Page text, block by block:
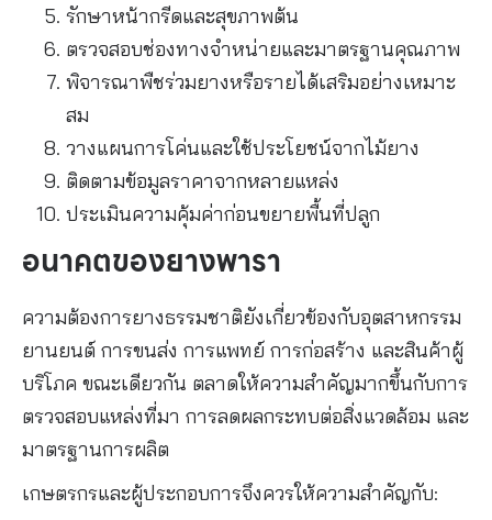
รักษาหน้ากรีดและสุขภาพต้น
ตรวจสอบช่องทางจำหน่ายและมาตรฐานคุณภาพ
พิจารณาพืชร่วมยางหรือรายได้เสริมอย่างเหมาะ
สม
วางแผนการโค่นและใช้ประโยชน์จากไม้ยาง
ติดตามข้อมูลราคาจากหลายแหล่ง
ประเมินความคุ้มค่าก่อนขยายพื้นที่ปลูก
อนาคตของยางพารา
ความต้องการยางธรรมชาติยังเกี่ยวข้องกับอุตสาหกรรม
ยานยนต์ การขนส่ง การแพทย์ การก่อสร้าง และสินค้าผู้
บริโภค ขณะเดียวกัน ตลาดให้ความสำคัญมากขึ้นกับการ
ตรวจสอบแหล่งที่มา การลดผลกระทบต่อสิ่งแวดล้อม และ
มาตรฐานการผลิต
เกษตรกรและผู้ประกอบการจึงควรให้ความสำคัญกับ: